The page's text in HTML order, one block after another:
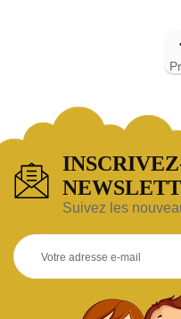
Suivez les